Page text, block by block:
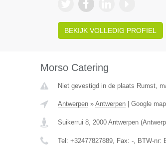
BEKIJK VOLLEDIG PROFIEL
Morso Catering
Niet gevestigd in de plaats Rumst,
Antwerpen» Antwerpen| Google
Suikerrui 8, 2000 Antwerpen(
Tel: +32477827889, Fax: -, BTW-nr: